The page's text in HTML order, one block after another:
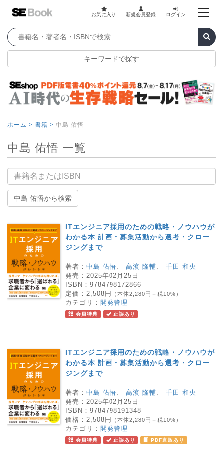
お気に入り 新規会員登録 ログイン
キーワードで探す
ホーム > 書籍 > 中島 佑悟
中島 佑悟 一覧
書籍名
中島 佑悟から検索
ITエンジニア採用のための戦略・ノウハウが
わかる本 計画・募集活動から選考・クロー
ジングまで
著者： 中島 佑悟 高濱 隆輔
千田 和央
発売： 2025年02月25日
ISBN： 9784798172866
定価： 2,508円 （本体2,280円＋税10%）
カテゴリ： 開発管理
会員特典 正誤あり
ITエンジニア採用のための戦略・ノウハウが
わかる本 計画・募集活動から選考・クロー
ジングまで
著者： 中島 佑悟 高濱 隆輔
千田 和央
発売： 2025年02月25日
ISBN： 9784798191348
価格： 2,508円 （本体2,280円＋税10%）
カテゴリ： 開発管理
会員特典 正誤あり PDF直販あり